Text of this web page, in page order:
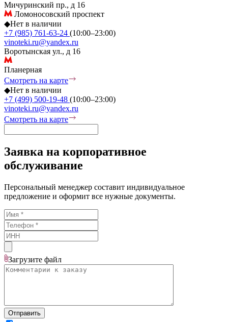
Мичуринский пр., д 16
Ломоносовский проспект
◆Нет в наличии
+7 (985) 761-63-24 (10:00–23:00)
vinoteki.ru@yandex.ru
Воротынская ул., д 16
Планерная
Смотреть на карте
◆Нет в наличии
+7 (499) 500-19-48 (10:00–23:00)
vinoteki.ru@yandex.ru
Смотреть на карте
Заявка на корпоративное
обслуживание
Персональный менеджер составит индивидуальное
предложение и оформит все нужные документы.
Загрузите файл
Отправить